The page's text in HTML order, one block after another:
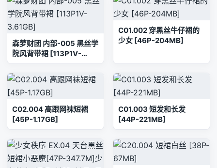
森萝财团 内部-005 黑丝学
院风背带裙 [113P1V-
3.61GB]
C01.002 穿黑丝牛仔裙的
少女 [46P-204MB]
C02.004 高跟网袜短裙
[45P-1.17GB]
C01.003 短发和长发
[44P-221MB]